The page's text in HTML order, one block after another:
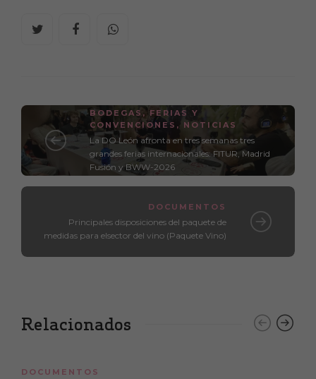
BODEGAS , FERIAS Y
CONVENCIONES , NOTICIAS
La DO León afronta en tres semanas tres
grandes ferias internacionales: FITUR, Madrid
Fusión y BWW-2026
DOCUMENTOS
Principales disposiciones del paquete de
medidas para elsector del vino (Paquete Vino)
Relacionados
DOCUMENTOS